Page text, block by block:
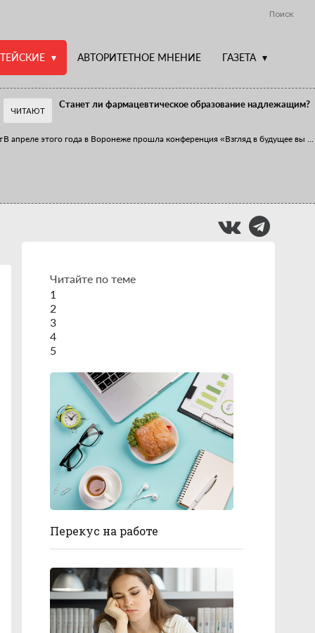
Поиск
АВТОРИТЕТНОЕ МНЕНИЕ ГАЗЕТА
ЧИТАЮТ
Станет ли фармацевтическое образование надлежащим?
В апреле этого года в Воронеже прошла конференция «Взгляд в будущее вы
Читайте по теме
1
2
3
4
5
Перекус на работе